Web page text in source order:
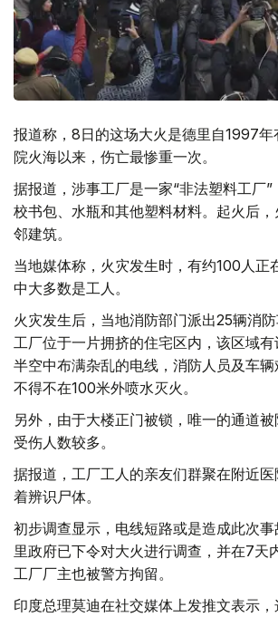
报道称，8日的这场大火是德里自1997
院火海以来，伤亡最惨重一次。
据报道，涉事工厂是一家“非法塑料工厂
校书包、水瓶和其他塑料材料。起火后
邻建筑。
当地媒体称，火灾发生时，有约100人正
中大多数是工人。
火灾发生后，当地消防部门派出25辆消
工厂位于一片拥挤的住宅区内，该区域有
半空中布满杂乱的电线，消防人员及车辆
不得不在100米外喷水灭火。
另外，由于大楼正门被锁，唯一的通道
受伤人数较多。
据报道，工厂工人的亲友们群聚在附近
着辨识尸体。
初步调查显示，电线短路或是造成此次
里政府已下令对大火进行调查，并在7天
工厂厂主也被警方拘留。
印度总理莫迪在社交媒体上发推文表示